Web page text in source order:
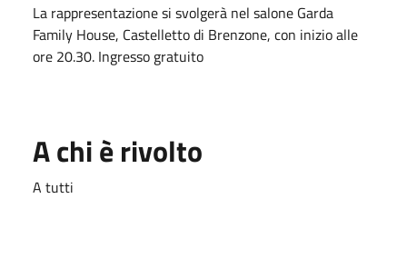
La rappresentazione si svolgerà nel salone Garda
Family House, Castelletto di Brenzone, con inizio alle
ore 20.30. Ingresso gratuito
A chi è rivolto
A tutti